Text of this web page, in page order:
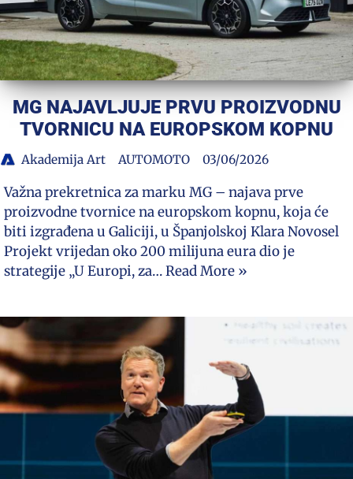
MG NAJAVLJUJE PRVU PROIZVODNU
TVORNICU NA EUROPSKOM KOPNU
Akademija Art AUTOMOTO 03/06/2026
Važna prekretnica za marku MG – najava prve
proizvodne tvornice na europskom kopnu, koja će
biti izgrađena u Galiciji, u Španjolskoj Klara Novosel
Projekt vrijedan oko 200 milijuna eura dio je
strategije „U Europi, za…Read More »